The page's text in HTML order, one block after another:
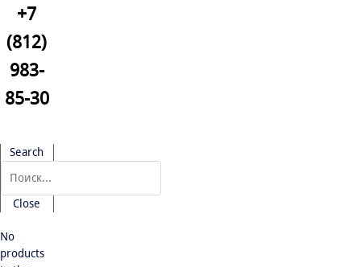
+7
(812)
983-
85-30
Search
Close
No
products